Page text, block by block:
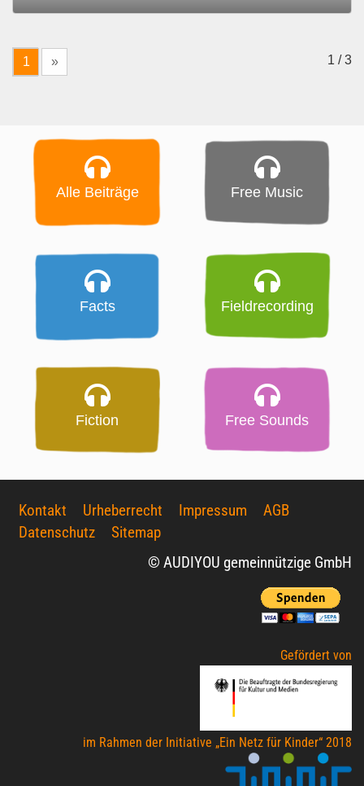
1 » 1 / 3
Alle Beiträge Free Music
Facts Fieldrecording
Fiction Free Sounds
Kontakt Urheberrecht Impressum
AGB
Datenschutz
Sitemap
© AUDIYOU gemeinnützige GmbH
Gefördert von
im Rahmen der Initiative „Ein Netz für Kinder“ 2018